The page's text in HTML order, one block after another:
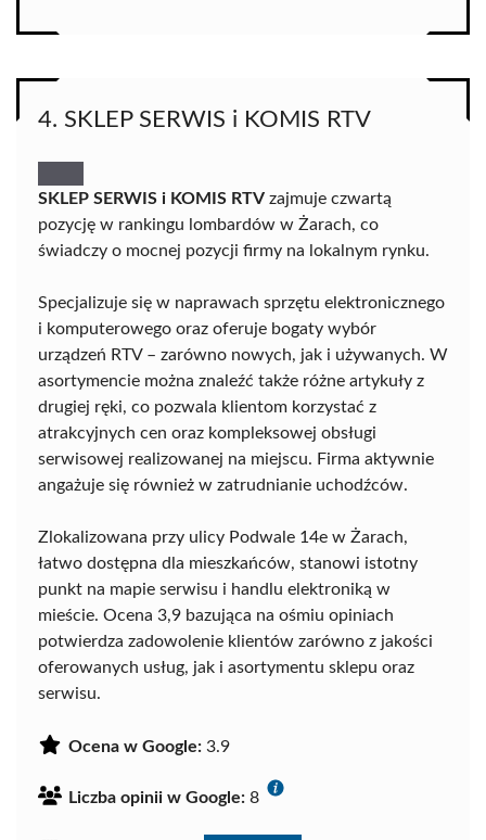
4. SKLEP SERWIS i KOMIS RTV
SKLEP SERWIS i KOMIS RTV zajmuje czwartą
pozycję w rankingu lombardów w Żarach, co
świadczy o mocnej pozycji firmy na lokalnym rynku.
Specjalizuje się w naprawach sprzętu elektronicznego
i komputerowego oraz oferuje bogaty wybór
urządzeń RTV – zarówno nowych, jak i używanych. W
asortymencie można znaleźć także różne artykuły z
drugiej ręki, co pozwala klientom korzystać z
atrakcyjnych cen oraz kompleksowej obsługi
serwisowej realizowanej na miejscu. Firma aktywnie
angażuje się również w zatrudnianie uchodźców.
Zlokalizowana przy ulicy Podwale 14e w Żarach,
łatwo dostępna dla mieszkańców, stanowi istotny
punkt na mapie serwisu i handlu elektroniką w
mieście. Ocena 3,9 bazująca na ośmiu opiniach
potwierdza zadowolenie klientów zarówno z jakości
oferowanych usług, jak i asortymentu sklepu oraz
serwisu.
Ocena w Google: 3.9
Liczba opinii w Google: 8